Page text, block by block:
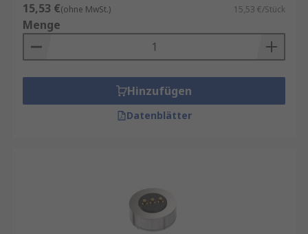
15,53 €(ohne MwSt.) 15,53 €/Stück
Menge
Hinzufügen
Datenblätter